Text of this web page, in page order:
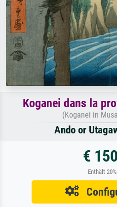
Koganei dans la
(Koganei in
Ando or
€
Enthält